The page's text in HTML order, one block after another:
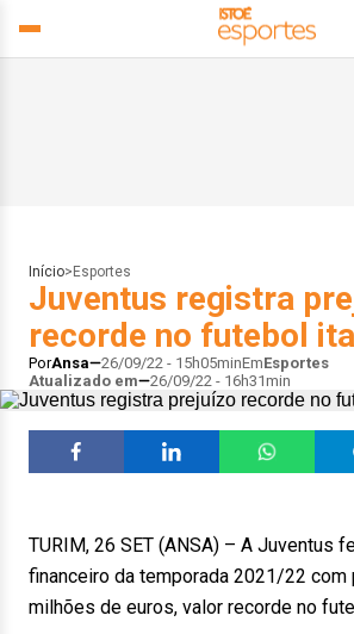
Início> Esportes
Juventus registra
recorde no futebol
PorAnsa 26/09/22 - 15h05minEmEsportes
Atualizado em
26/09/22 - 16h31min
TURIM, 26 SET (ANSA) – A Juventus
financeiro da temporada 2021/22 com
milhões de euros, valor recorde no